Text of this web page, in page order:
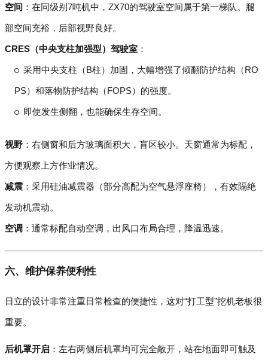
空间 ：在同级别7吨机中，ZX70的驾驶室空间属于第一梯队。腿
部空间充裕，后部视野良好。
CRES（中央支柱加强型）驾驶室 ：
采用中央支柱（B柱）加固，大幅增强了倾翻防护结构（RO
PS）和落物防护结构（FOPS）的强度。
即使发生侧翻，也能确保生存空间。
视野 ：右侧窗和后方玻璃面积大，盲区较小。天窗通常为标配，
方便观察上方作业情况。
减震 ：采用硅油减震器（部分高配为空气悬浮座椅），有效隔绝
发动机震动。
空调 ：通常标配自动空调，出风口布局合理，降温迅速。
六、维护保养便利性
日立的设计非常注重日常检查的便捷性，这对“打工型”挖机老板很
重要。
后机罩开启 ：左右两侧后机罩均可完全敞开，站在地面即可触及